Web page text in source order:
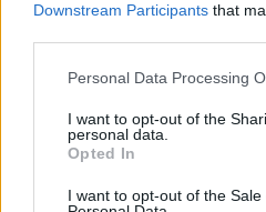
Downstream Participants that
Personal Data Processing
I want to opt-out of the
personal data.
Opted In
I want to opt-out of the Sale
08/08/2026
Νέο πλήγμα για το
Νίκος Μπρουτζάκης –
φίμωση
Μία ομάδα έμπειρων δημοσιογράφων